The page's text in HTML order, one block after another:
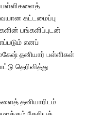
கட்டமைப்பு
பங்களிப்புடன்
எனப்
தனியார் பள்ளிகள்
தெரிவித்து
தனியாரிடம்